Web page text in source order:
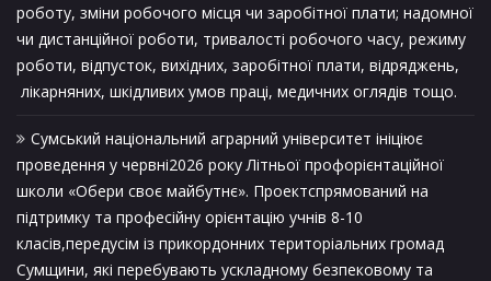
роботу, зміни робочого місця чи заробітної плати; надомної
чи дистанційної роботи, тривалості робочого часу, режиму
роботи, відпусток, вихідних, заробітної плати, відряджень,
лікарняних, шкідливих умов праці, медичних оглядів тощо.
Сумський національний аграрний університет ініціює
проведення у червні2026 року Літньої профорієнтаційної
школи «Обери своє майбутнє». Проектспрямований на
підтримку та професійну орієнтацію учнів 8-10
класів,передусім із прикордонних територіальних громад
Сумщини, які перебувають ускладному безпековому та